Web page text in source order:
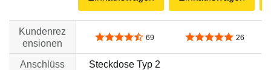
Kundenrez
ensionen
4,5 von 5 Sternen
69 4,8 von 5 Sternen
26
Anschlüss
Steckdose Typ 2